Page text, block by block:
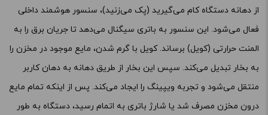
از دهانه دستگاه کام می‌گیرید (پک می‌زنید)، سنسور هوشمند داخلی
فعال می‌شود. این سنسور به باتری سیگنال می‌دهد تا جریان برق را به
المنت حرارتی (کویل) برساند. کویل با گرم شدن، مایع موجود در مخزن را
به بخار تبدیل می‌کند. سپس این بخار از طریق دهانه به دهان کاربر
منتقل می‌شود و تجربه ویپینگ را ایجاد می‌کند. پس از اینکه تمام مایع
درون مخزن مصرف شد یا شارژ باتری به اتمام رسید، دستگاه به طور